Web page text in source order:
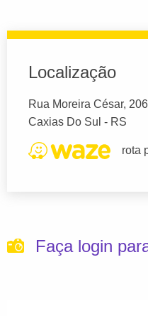
Localização
Rua Moreira César,
Caxias Do Sul - RS
rota
Faça login